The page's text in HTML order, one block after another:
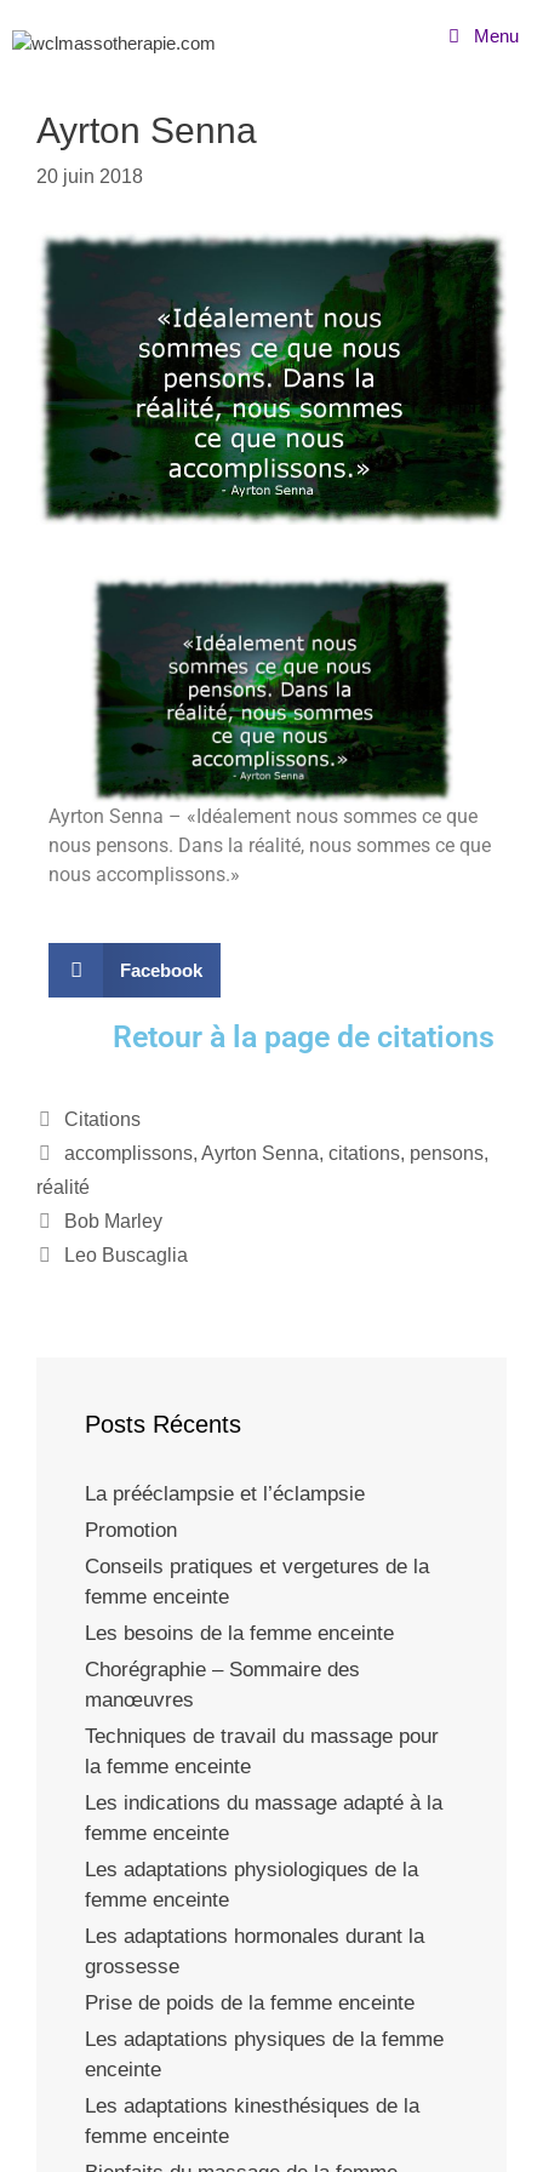
Menu
Ayrton Senna
20 juin 2018
Ayrton Senna – «Idéalement nous sommes ce que
nous pensons. Dans la réalité, nous sommes ce que
nous accomplissons.»
Facebook
Retour à la page de citations
Citations
accomplissons, Ayrton Senna, citations, pensons,
réalité
Bob Marley
Leo Buscaglia
Posts Récents
La prééclampsie et l’éclampsie
Promotion
Conseils pratiques et vergetures de la
femme enceinte
Les besoins de la femme enceinte
Chorégraphie – Sommaire des
manœuvres
Techniques de travail du massage pour
la femme enceinte
Les indications du massage adapté à la
femme enceinte
Les adaptations physiologiques de la
femme enceinte
Les adaptations hormonales durant la
grossesse
Prise de poids de la femme enceinte
Les adaptations physiques de la femme
enceinte
Les adaptations kinesthésiques de la
femme enceinte